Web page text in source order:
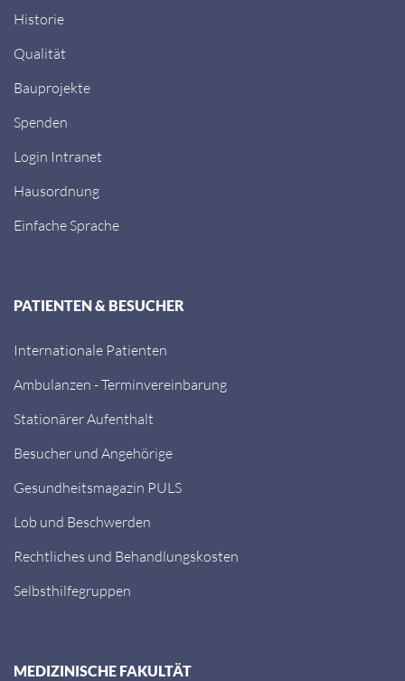
Historie
Qualität
Bauprojekte
Spenden
Login Intranet
Hausordnung
Einfache Sprache
PATIENTEN & BESUCHER
Internationale Patienten
Ambulanzen - Terminvereinbarung
Stationärer Aufenthalt
Besucher und Angehörige
Gesundheitsmagazin PULS
Lob und Beschwerden
Rechtliches und Behandlungskosten
Selbsthilfegruppen
MEDIZINISCHE FAKULTÄT